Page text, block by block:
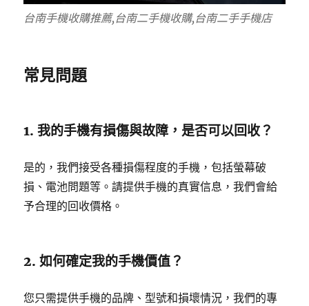
台南手機收購推薦,台南二手機收購,台南二手手機店
常見問題
1. 我的手機有損傷與故障，是否可以回收？
是的，我們接受各種損傷程度的手機，包括螢幕破
損、電池問題等。請提供手機的真實信息，我們會給
予合理的回收價格。
2. 如何確定我的手機價值？
您只需提供手機的品牌、型號和損壞情況，我們的專